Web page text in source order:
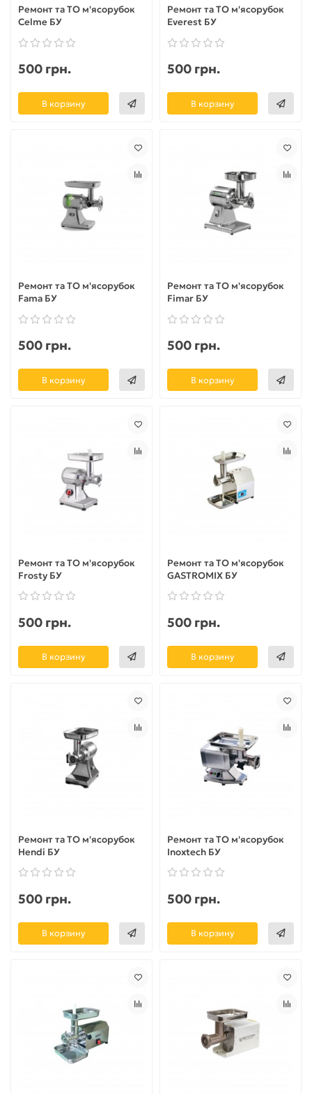
Ремонт та ТО м'ясорубок
Celme БУ
500 грн.
В корзину
Ремонт та ТО м'ясорубок
Everest БУ
500 грн.
В корзину
Ремонт та ТО м'ясорубок
Fama БУ
500 грн.
В корзину
Ремонт та ТО м'ясорубок
Fimar БУ
500 грн.
В корзину
Ремонт та ТО м'ясорубок
Frosty БУ
500 грн.
В корзину
Ремонт та ТО м'ясорубок
GASTROMIX БУ
500 грн.
В корзину
Ремонт та ТО м'ясорубок
Hendi БУ
500 грн.
В корзину
Ремонт та ТО м'ясорубок
Inoxtech БУ
500 грн.
В корзину